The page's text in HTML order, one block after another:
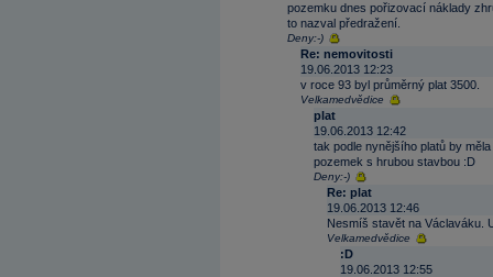
pozemku dnes pořizovací náklady
to nazval předražení.
Deny:-)
Re: nemovitosti
19.06.2013 12:23
v roce 93 byl průměrný plat 3500.
Velkamedvědice
plat
19.06.2013 12:42
tak podle nynějšího platů by
pozemek s hrubou stavbou :D
Deny:-)
Re: plat
19.06.2013 12:46
Nesmíš stavět na Václaváku.
Velkamedvědice
:D
19.06.2013 12:55